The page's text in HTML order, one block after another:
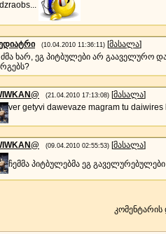
(10.04.2010 11:36:11) [მასალა]
ხარ, ეგ პიტბულები არ გააველურო
(21.04.2010 17:13:08) [მასალა]
ver getyvi dawevaze magram tu
(09.04.2010 02:55:53) [მასალა]
ჩემმა პიტბულებმა ეგ